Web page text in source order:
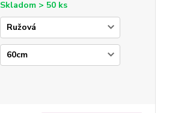
Skladom > 50 ks